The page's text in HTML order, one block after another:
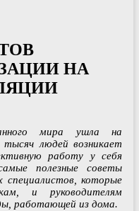
НА
мира ушла на
людей возникает
работу у себя
полезные советы
специалистов, которые
и руководителям
работающей из дома.